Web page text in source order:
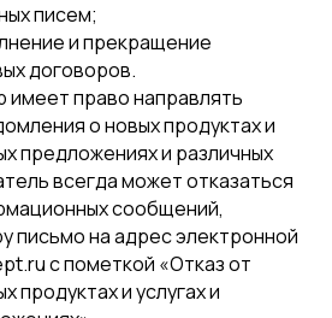
писем;
и прекращение
договоров.
имеет право направлять
о новых продуктах и
предложениях и различных
всегда может отказаться
сообщений,
письмо на адрес электронной
с пометкой «Отказ от
продуктах и услугах и